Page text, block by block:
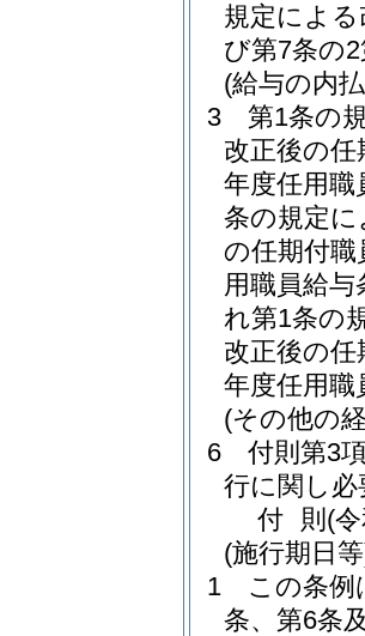
規定によ
び第7条の
(給与の内
3
第1条の
改正後の
年度任用
条の規定
の任期付
用職員給
れ第1条の
改正後の
年度任用
(その他の
6
付則第3
行に関し
付 則 (
(施行期日
1
この条例
条、第6条